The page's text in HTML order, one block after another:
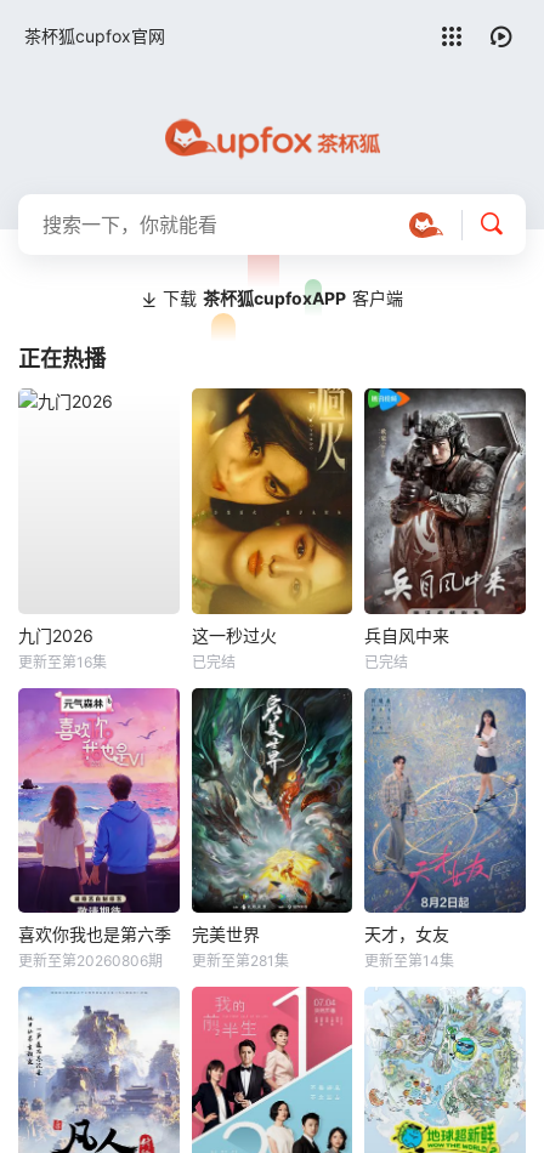
茶杯狐cupfox官网
下载 茶杯狐cupfoxAPP 客户端
正在热播
九门2026
更新至第16集
这一秒过火
已完结
兵自风中来
已完结
喜欢你我也是第六季
更新至第20260806期
完美世界
更新至第281集
天才，女友
更新至第14集